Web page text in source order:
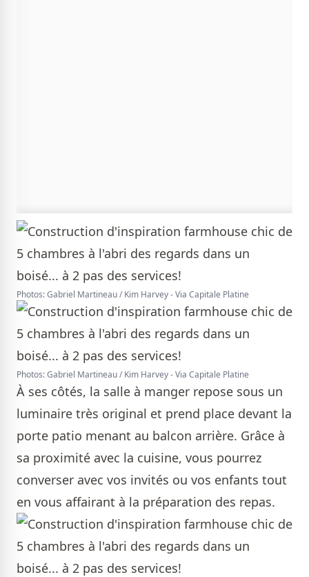
Photos: Gabriel Martineau / Kim Harvey - Via Capitale Platine
Photos: Gabriel Martineau / Kim Harvey - Via Capitale Platine
À ses côtés, la salle à manger repose sous un
luminaire très original et prend place devant la
porte patio menant au balcon arrière. Grâce à
sa proximité avec la cuisine, vous pourrez
converser avec vos invités ou vos enfants tout
en vous affairant à la préparation des repas.